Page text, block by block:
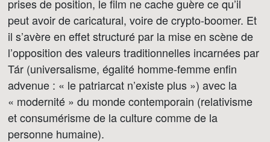
prises de position, le film ne cache guère ce qu’il
peut avoir de caricatural, voire de crypto-boomer. Et
il s’avère en effet structuré par la mise en scène de
l’opposition des valeurs traditionnelles incarnées par
Tár (universalisme, égalité homme-femme enfin
advenue : « le patriarcat n’existe plus ») avec la
« modernité » du monde contemporain (relativisme
et consumérisme de la culture comme de la
personne humaine).